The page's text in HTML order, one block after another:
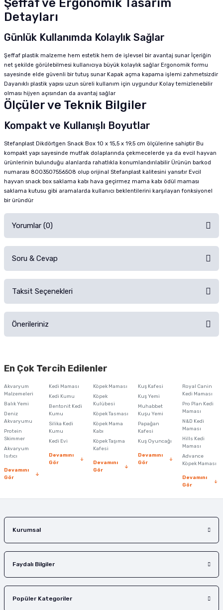
Şeffaf ve Ergonomik Tasarım
Detayları
Günlük Kullanımda Kolaylık Sağlar
Şeffaf plastik malzeme hem estetik hem de işlevsel bir avantaj sunar İçeriğin
net şekilde görülebilmesi kullanıcıya büyük kolaylık sağlar Ergonomik formu
sayesinde elde güvenli bir tutuş sunar Kapak açma kapama işlemi zahmetsizdir
Dayanıklı plastik yapısı uzun süreli kullanım için uygundur Kolay temizlenebilir
olması hijyen açısından da avantaj sağlar
Ölçüler ve Teknik Bilgiler
Kompakt ve Kullanışlı Boyutlar
Stefanplast Dikdörtgen Snack Box 10 x 15,5 x 19,5 cm ölçülerine sahiptir Bu
kompakt yapı sayesinde mutfak dolaplarında çekmecelerde ya da evcil hayvan
ürünlerinin bulunduğu alanlarda rahatlıkla konumlandırılabilir Ürünün barkod
numarası 8003507556508 olup orijinal Stefanplast kalitesini yansıtır Evcil
hayvan snack box saklama kabı hava geçirmez mama kabı ödül maması
saklama kutusu gibi aramalarda kullanıcı beklentilerini karşılayan fonksiyonel
bir üründür
Yorumlar (0)
Ürünü Satın Al ve Yorumla
Soru & Cevap
Taksit Seçenekleri
Önerileriniz
iletebilirsiniz.
Ürün resmi kalitesiz, bozuk veya görüntülenemiyor.
Ürün açıklamasında eksik bilgiler bulunuyor.
Ürün bilgilerinde hatalar bulunuyor.
Ürün fiyatı diğer sitelerden daha pahalı.
Bu ürüne benzer farklı alternatifler olmalı.
En Çok Tercih Edilenler
Akvaryum
Malzemeleri
Balık Yemi
Deniz
Akvaryumu
Protein
Skimmer
Akvaryum
Isıtıcı
Devamını
Gör
Kedi Maması
Kedi Kumu
Bentonit Kedi
Kumu
Silika Kedi
Kumu
Kedi Evi
Devamını
Gör
Köpek Maması
Köpek
Kulübesi
Köpek Tasması
Köpek Mama
Kabı
Köpek Taşıma
Kafesi
Devamını
Gör
Kuş Kafesi
Kuş Yemi
Muhabbet
Kuşu Yemi
Papağan
Kafesi
Kuş Oyuncağı
Devamını
Gör
Royal Canin
Kedi Maması
Pro Plan Kedi
Maması
N&D Kedi
Maması
Hills Kedi
Maması
Advance
Köpek Maması
Devamını
Gör
Kurumsal
Faydalı Bilgiler
Popüler Kategoriler